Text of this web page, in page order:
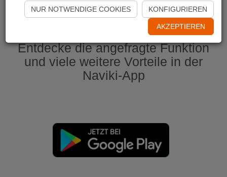
Entdecke die angefragte Funktion
und viele weitere Vorteile in der
Naviki-App
NUR NOTWENDIGE COOKIES KONFIGURIEREN
AKZEPTIEREN